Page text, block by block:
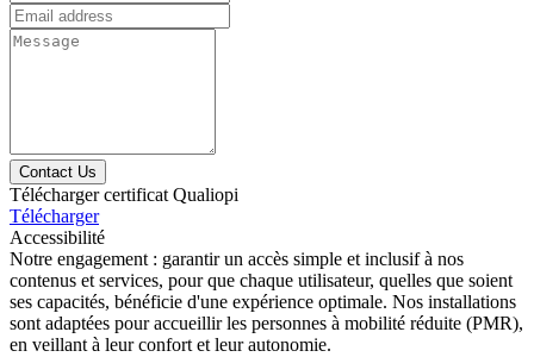
Contact Us
Télécharger certificat Qualiopi
Télécharger
Accessibilité
Notre engagement : garantir un accès simple et inclusif à nos
contenus et services, pour que chaque utilisateur, quelles que soient
ses capacités, bénéficie d'une expérience optimale. Nos installations
sont adaptées pour accueillir les personnes à mobilité réduite (PMR),
en veillant à leur confort et leur autonomie.